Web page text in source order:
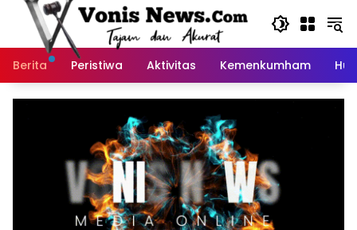
Langsung
Berita
Peristiwa Aktivitas Kemenkumham